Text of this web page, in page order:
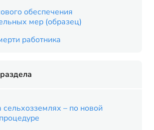
обеспечения
мер (образец)
работника
сельхозземлях – по новой